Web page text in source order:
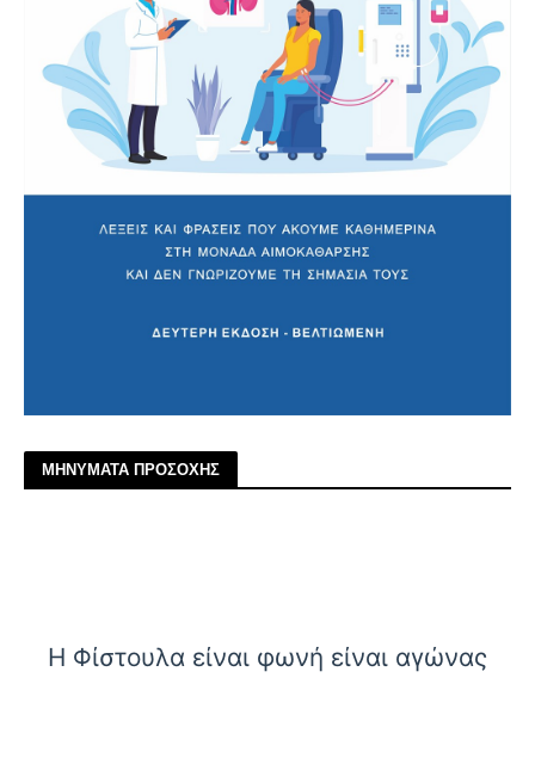
ΜΗΝΥΜΑΤΑ ΠΡΟΣΟΧΗΣ
Η Φίστουλα είναι φωνή είναι αγώνας